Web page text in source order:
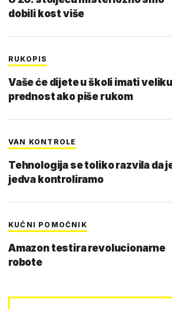
dobili kost više
RUKOPIS
Vaše će dijete u školi imati veliku
prednost ako piše rukom
VAN KONTROLE
Tehnologija se toliko razvila da
jedva kontroliramo
KUĆNI POMOĆNIK
Amazon testira revolucionarne
robote